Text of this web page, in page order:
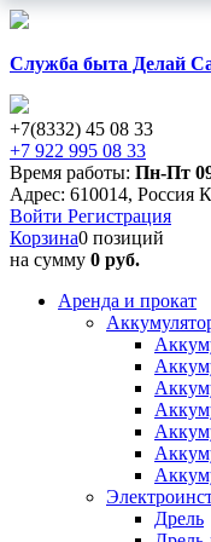
Служба быта Делай
+7(8332) 45 08 33
+7 922 995 08 33
Время работы: Пн-Пт
Адрес: 610014, Россия
Войти Регистрация
Корзина0 позиций
на сумму 0 руб.
Аренда и прокат
Дрель